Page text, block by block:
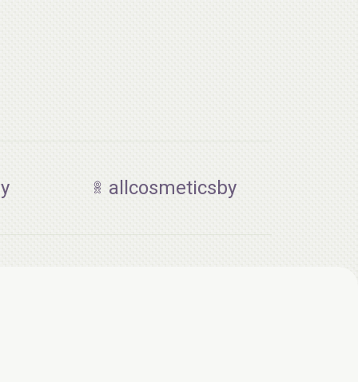
allcosmeticsby